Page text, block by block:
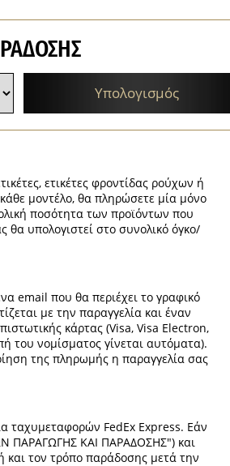
Υπολογισμός
ετικέτες φροντίδας ρούχων ή
μοντέλο, θα πληρώσετε μία μόνο
ποσότητα των προϊόντων που
υπολογιστεί στο συνολικό όγκο/
email που θα περιέχει το γραφικό
με την παραγγελία και έναν
κάρτας (Visa, Visa Electron,
του νομίσματος γίνεται αυτόματα).
της πληρωμής η παραγγελία σας
ταχυμεταφορών FedEx Express. Εάν
ΠΑΡΑΓΩΓΗΣ ΚΑΙ ΠΑΡΑΔΟΣΗΣ") και
τον τρόπο παράδοσης μετά την